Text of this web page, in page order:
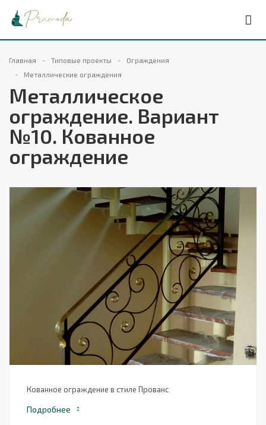
Главная Типовые проекты
Ограждения
Металлические ограждения
Металлическое
ограждение. Вариант
№10. Кованное
ограждение
Кованное ограждение в стиле Прованс
Подробнее